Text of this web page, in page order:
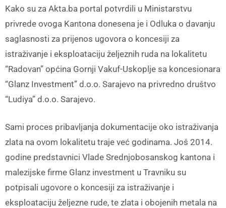
Kako su za Akta.ba portal potvrdili u Ministarstvu
privrede ovoga Kantona donesena je i Odluka o davanju
saglasnosti za prijenos ugovora o koncesiji za
istraživanje i eksploataciju željeznih ruda na lokalitetu
“Radovan” općina Gornji Vakuf-Uskoplje sa koncesionara
“Glanz Investment” d.o.o. Sarajevo na privredno društvo
“Ludiya” d.o.o. Sarajevo.
Sami proces pribavljanja dokumentacije oko istraživanja
zlata na ovom lokalitetu traje već godinama. Još 2014.
godine predstavnici Vlade Srednjobosanskog kantona i
malezijske firme Glanz investment u Travniku su
potpisali ugovore o koncesiji za istraživanje i
eksploataciju željezne rude, te zlata i obojenih metala na